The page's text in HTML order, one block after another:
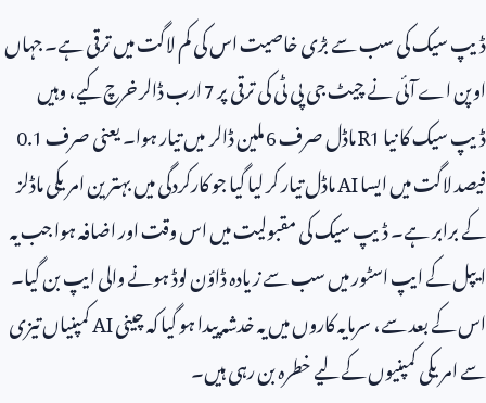
ڈیپ سیک کی سب سے بڑی خاصیت اس کی کم لاگت میں ترقی ہے۔ جہاں
اوپن اے آئی نے چیٹ جی پی ٹی کی ترقی پر7ارب ڈالر خرچ کیے، وہیں
ڈیپ سیک کا نیاR1ماڈل صرف6ملین ڈالر میں تیار ہوا۔ یعنی صرف0.1
فیصد لاگت میں ایساAIماڈل تیار کر لیا گیا جو کارکردگی میں بہترین امریکی ماڈلز
کے برابر ہے۔ ڈیپ سیک کی مقبولیت میں اس وقت اور اضافہ ہوا جب یہ
ایپل کے ایپ اسٹور میں سب سے زیادہ ڈاؤن لوڈ ہونے والی ایپ بن گیا۔
اس کے بعد سے، سرمایہ کاروں میں یہ خدشہ پیدا ہو گیا کہ چینیAIکمپنیاں تیزی
سے امریکی کمپنیوں کے لیے خطرہ بن رہی ہیں۔